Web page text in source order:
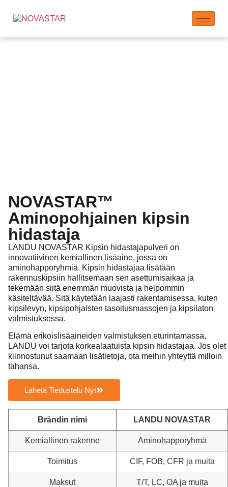
NOVASTAR™
Aminopohjainen kipsin
hidastaja
LANDU NOVASTAR Kipsin hidastajapulveri on
innovatiivinen kemiallinen lisäaine, jossa on
aminohapporyhmiä. Kipsin hidastajaa lisätään
rakennuskipsiin hallitsemaan sen asettumisaikaa ja
tekemään siitä enemmän muovista ja helpommin
käsiteltävää. Sitä käytetään laajasti rakentamisessa, kuten
kipsilevyn, kipsipohjaisten tasoitusmassojen ja kipsilaton
valmistuksessa.
Elämä erikoislisäaineiden valmistuksen eturintamassa,
LANDU voi tarjota korkealaatuista kipsin hidastajaa. Jos olet
kiinnostunut saamaan lisätietoja, ota meihin yhteyttä milloin
tahansa.
Lähetä Tiedustelu Nyt
Brändin nimi LANDU NOVASTAR
Kemiallinen rakenne Aminohapporyhmä
Toimitus CIF, FOB, CFR ja muita
Maksut T/T, LC, OA ja muita